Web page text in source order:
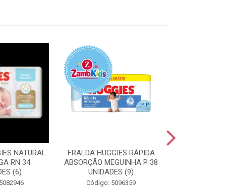
NATURAL
RN 34
(6)
FRALDA HUGGIES RÁPIDA
ABSORÇÃO MEGUINHA P 38
UNIDADES (9)
Código: 5096359